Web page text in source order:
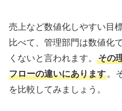
売上など数値化しやすい目
比べて、管理部門は数値化
くないと言われます。 その
フローの違いにあります。
を比較してみましょう。